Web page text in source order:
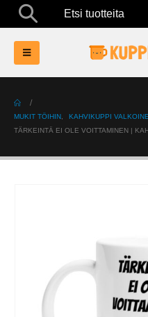
Etsi tuotteita
MUKIT TÖIHIN KAHVIKUPPI
TÄRKEINTÄ EI OLE VOITTAMINEN |